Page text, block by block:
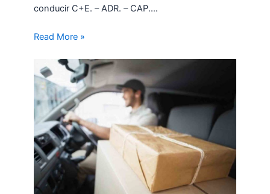
conducir C+E. – ADR. – CAP.…
Read More »